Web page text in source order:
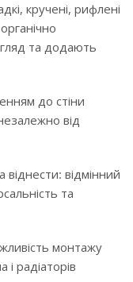
кручені, рифлені
та додають
до стіни
від
відмінний
та
монтажу
і радіаторів